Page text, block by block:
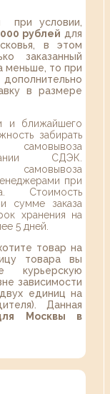
при условии,
рублей для
в этом
заказанный
меньше, то при
в размере
и ближайшего
забирать
СДЭК.
самовывоза
при
Стоимость
сумме заказа
хранения на
5 дней.
товар на
товара вы
курьерскую
зависимости
единиц на
Данная
Москвы в